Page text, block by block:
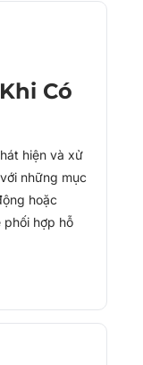
Có
hiện và xử
những mục
hoặc
phối hợp hỗ